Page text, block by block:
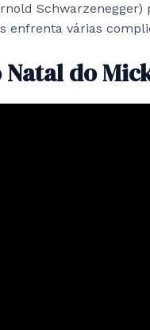
enfrenta várias
do